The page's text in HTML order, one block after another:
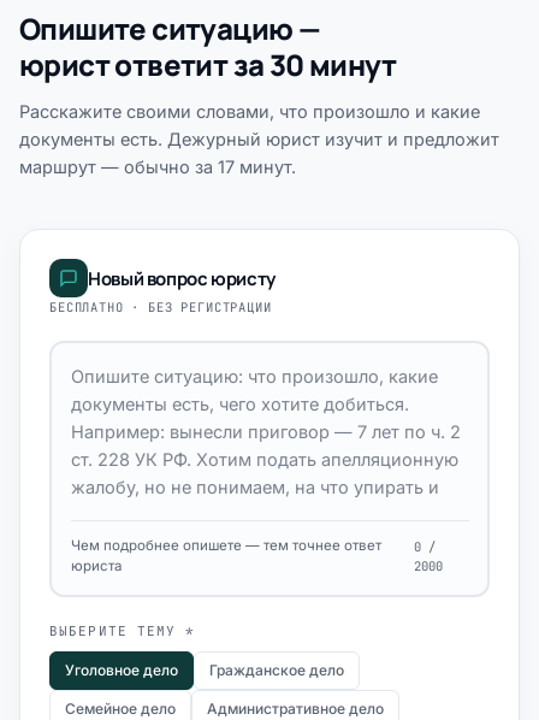
Опишите ситуацию —
юрист ответит за 30 минут
Расскажите своими словами, что произошло и какие
документы есть. Дежурный юрист изучит и предложит
маршрут — обычно за 17 минут.
Новый вопрос юристу
БЕСПЛАТНО · БЕЗ РЕГИСТРАЦИИ
Чем подробнее опишете — тем точнее ответ
юриста
0 /
2000
ВЫБЕРИТЕ ТЕМУ *
Уголовное дело Гражданское дело
Семейное дело Административное дело